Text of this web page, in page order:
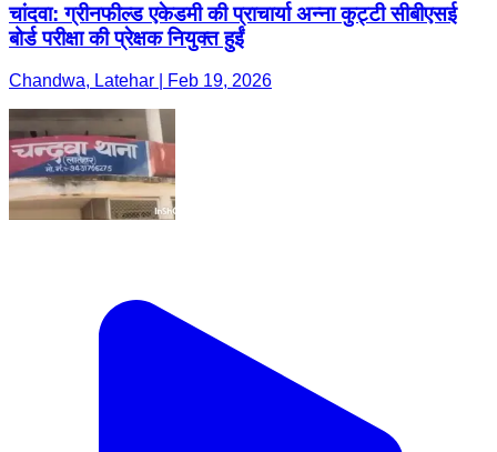
चांदवा: ग्रीनफील्ड एकेडमी की प्राचार्या अन्ना कुट्टी सीबीएसई
बोर्ड परीक्षा की प्रेक्षक नियुक्त हुईं
Chandwa, Latehar | Feb 19, 2026